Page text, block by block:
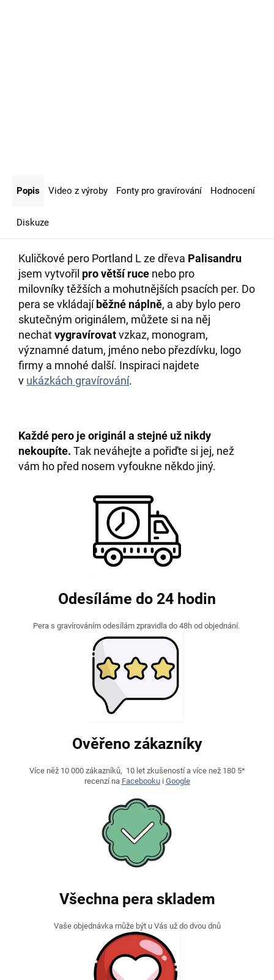
Popis Video z výroby Fonty pro gravírování Hodnocení
Diskuze
Kuličkové pero Portland L ze dřeva Palisandru
jsem vytvořil pro větší ruce nebo pro
milovníkytěžších a mohutnějších psacích per. Do
pera se vkládají běžné náplně, a aby bylo pero
skutečným originálem, můžete si na něj
nechatvygravírovatvzkaz, monogram,
významné datum, jméno nebo přezdívku, logo
firmy a mnohé další. Inspiraci najdete
v ukázkách gravírování.
Každé pero je originál a stejné už nikdy
nekoupíte. Tak neváhejte a pořiďte si jej, než
vám ho před nosem vyfoukne někdo jiný.
Odesíláme do 24 hodin
Pera s gravírováním odesílám zpravidla do 48h od objednání.
Ověřeno zákazníky
Více něž 10 000 zákazníků, 10 let zkušeností a více než 180 5*
recenzí na Facebookui Google
Všechna pera skladem
Vaše objednávka může být u Vás už do dvou dnů